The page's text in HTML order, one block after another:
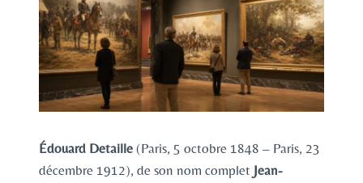
Édouard Detaille (Paris, 5 octobre 1848 – Paris, 23
décembre 1912), de son nom complet Jean-